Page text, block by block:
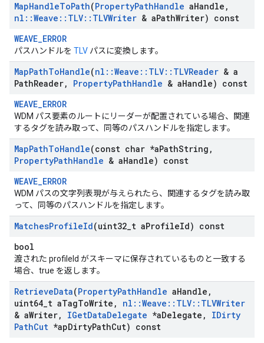
MapHandleToPath(PropertyPathHandle aHandle ,
nl ::Weave :: TLV:: TLVWriter & aPathWriter) const
WEAVE_ERROR
パスハンドルを TLV パスに変換します。
MapPathToHandle(nl ::Weave :: TLV:: TLVReader & a
PathReader, PropertyPathHandle & aHandle) const
WEAVE_ERROR
WDM パス要素のルートにリーダーが配置されている場合、関連
するタグを読み取って、同等のパスハンドルを指定します。
MapPathToHandle(const char *aPathString ,
PropertyPathHandle & aHandle) const
WEAVE_ERROR
WDM パスの文字列表現が与えられたら、関連するタグを読み取
って、同等のパスハンドルを指定します。
MatchesProfileId(uint32 t aProfileId) const
bool
渡された profileId がスキーマに保存されているものと一致する
場合、true を返します。
RetrieveData(PropertyPathHandle aHandle ,
uint64 t aTagToWrite , nl ::Weave :: TLV:: TLVWriter
& aWriter, IGetDataDelegate *aDelegate ,
IDirty
PathCut *apDirtyPathCut) const